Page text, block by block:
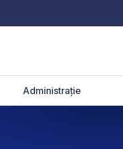
Administrație